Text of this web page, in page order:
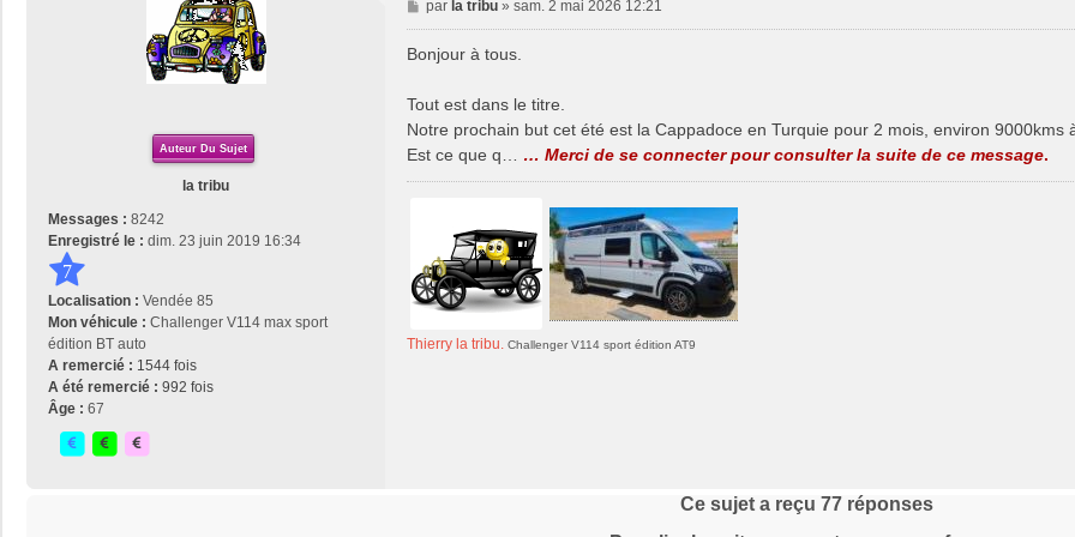
Auteur Du Sujet
la tribu
Messages : 8242
Enregistré le : dim. 23 juin 2019 16:34
7
Localisation : Vendée 85
Mon véhicule : Challenger V114 max sport
édition BT auto
A remercié : 1544 fois
A été remercié : 992 fois
Âge : 67
M
e
g
e
par la tribu» sam. 2 mai 2026 12:21
Bonjour à tous.
Tout est dans le titre.
Notre prochain but cet été est la Cappadoce en Turquie pour 2 mois, environ 9000kms
Est ce que q…
… Merci de se connecter pour consulter la suite de ce message.
Thierry la tribu. Challenger V114 sport édition AT9
Ce sujet a reçu 77réponses